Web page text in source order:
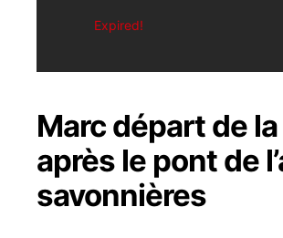
Expired!
Marc départ de
après le pont de
savonnières